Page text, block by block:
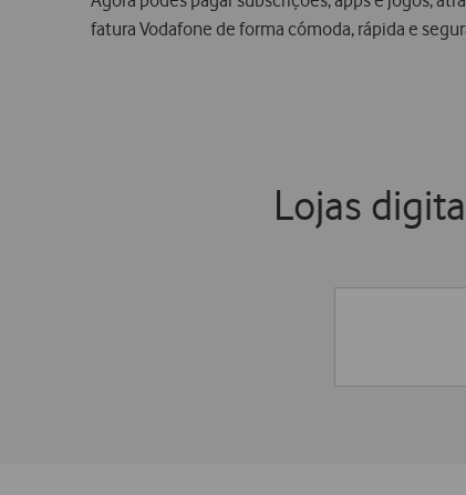
fatura Vodafone de forma cómoda, rápida e
Lojas